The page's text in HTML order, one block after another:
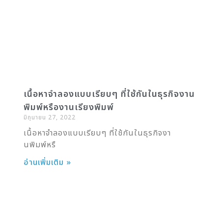
เนื้อหาจำลองแบบเรียบๆ ที่ใช้กันในธุรกิจงาน
พิมพ์หรืองานเรียงพิมพ์
มิถุนายน 27, 2022
เนื้อหาจำลองแบบเรียบๆ ที่ใช้กันในธุรกิจงา
นพิมพ์หรื
อ่านเพิ่มเติม »